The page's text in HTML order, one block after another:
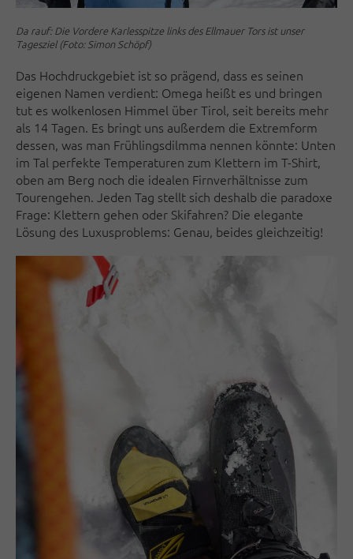
Da rauf: Die Vordere Karlesspitze links des Ellmauer Tors ist unser
Tagesziel (Foto: Simon Schöpf)
Das Hochdruckgebiet ist so prägend, dass es seinen
eigenen Namen verdient: Omega heißt es und bringen
tut es wolkenlosen Himmel über Tirol, seit bereits mehr
als 14 Tagen. Es bringt uns außerdem die Extremform
dessen, was man Frühlingsdilmma nennen könnte: Unten
im Tal perfekte Temperaturen zum Klettern im T-Shirt,
oben am Berg noch die idealen Firnverhältnisse zum
Tourengehen. Jeden Tag stellt sich deshalb die paradoxe
Frage: Klettern gehen oder Skifahren? Die elegante
Lösung des Luxusproblems: Genau, beides gleichzeitig!